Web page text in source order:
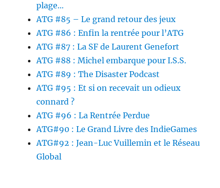
plage…
ATG #85 – Le grand retour des jeux
ATG #86 : Enfin la rentrée pour l’ATG
ATG #87 : La SF de Laurent Genefort
ATG #88 : Michel embarque pour I.S.S.
ATG #89 : The Disaster Podcast
ATG #95 : Et si on recevait un odieux
connard ?
ATG #96 : La Rentrée Perdue
ATG#90 : Le Grand Livre des IndieGames
ATG#92 : Jean-Luc Vuillemin et le Réseau
Global